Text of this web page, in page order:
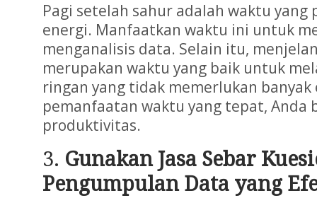
Pagi setelah sahur adalah waktu
energi. Manfaatkan waktu ini untuk
menganalisis data. Selain itu,
merupakan waktu yang baik untuk
ringan yang tidak memerlukan banyak
pemanfaatan waktu yang tepat, Anda
produktivitas.
Gunakan Jasa Sebar
Pengumpulan Data yang